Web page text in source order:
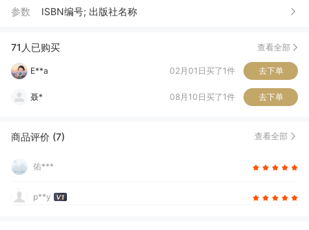
参数 ISBN编号; 出版社名称
71人已购买 查看全部
小*年
G***M 去下单
E**a 02月01日买了1件 去下单
聂* 08月10日买了1件 去下单
曹* 去下单
奇* 去下单
商品评价 (7) 查看全部
佑***
p**y